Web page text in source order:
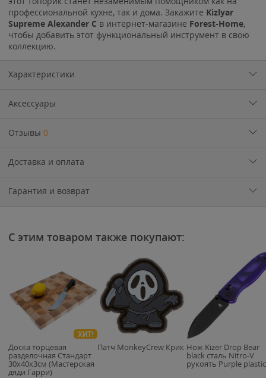
профессиональной кухне, так и дома. Закажите Kizlyar
Supreme Alexander C в интернет-магазине Forest-Home,
чтобы добавить этот функциональный инструмент в свою
коллекцию.
Характеристики
Аксессуары
Отзывы 0
Доставка и оплата
Гарантия и возврат
С этим товаром также покупают:
ХИТ!
Доска торцевая
разделочная Стандарт
30х40х3см (Мастерская
дяди Гарри)
Патч MonkeyCrew Крик Нож Kizer Drop Bear
black сталь Nitro-V
рукоять Purple plastic